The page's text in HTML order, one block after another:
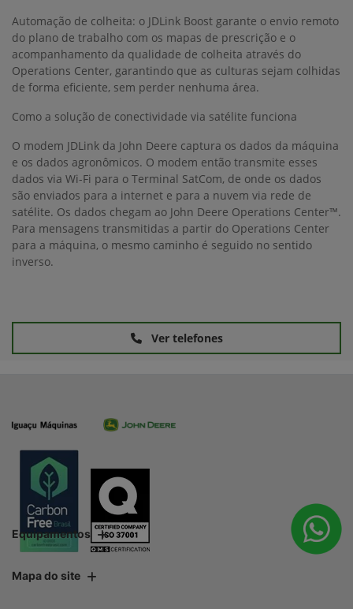
Automação de colheita: o JDLink Boost garante o envio remoto
do plano de trabalho com os mapas de prescrição e o
acompanhamento da qualidade de colheita através do
Operations Center, garantindo que as culturas sejam colhidas
de forma eficiente, sem perder nenhuma área.
Como a solução de conectividade via satélite funciona
O modem JDLink da John Deere captura os dados da máquina
e os dados agronômicos. O modem então transmite esses
dados via Wi-Fi para o Terminal SatCom, de onde os dados
são enviados para a internet e para a nuvem via rede de
satélite. Os dados chegam ao John Deere Operations Center™.
Para mensagens transmitidas a partir do Operations Center
para a máquina, o mesmo caminho é seguido no sentido
inverso.
Ver telefones
Equipamentos
Mapa do site